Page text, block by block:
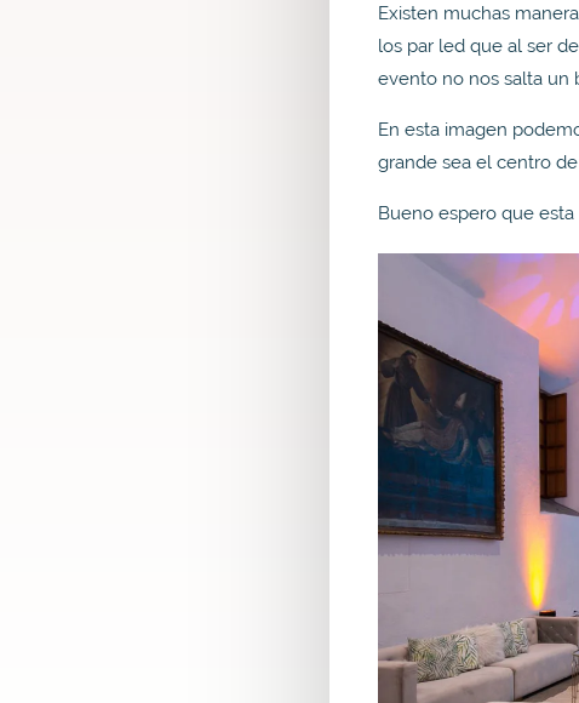
Existen muchas
los par led que al ser
evento no nos salta un
En esta imagen
grande sea el centro
Bueno espero que